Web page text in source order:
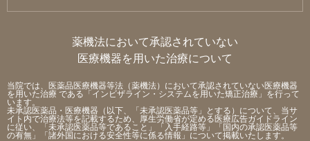
薬機法において承認されていない
医療機器を用いた治療について
当院では、医薬品医療機器等法（薬機法）において承認されていない医療機器
を用いた治療 である「インビザライン・システムを用いた矯正治療」を行って
います。
未承認医薬品・医療機器（以下、「未承認医薬品等」とする）について、当サ
イト内で治療法等を記載するため、厚生労働省が定める医療広告ガイドライン
に従い、「未承認医薬品等であること」「入手経路等」「国内の承認医薬品等
の有無」「諸外国における安全性等に係る情報」について掲載いたします。